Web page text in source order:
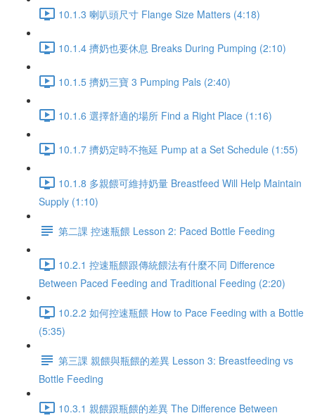
10.1.3 喇叭頭尺寸 Flange Size Matters (4:18)
10.1.4 擠奶也要休息 Breaks During Pumping (2:10)
10.1.5 擠奶三寶 3 Pumping Pals (2:40)
10.1.6 選擇舒適的場所 Find a Right Place (1:16)
10.1.7 擠奶定時不拖延 Pump at a Set Schedule (1:55)
10.1.8 多親餵可維持奶量 Breastfeed Will Help Maintain
Supply (1:10)
第二課 控速瓶餵 Lesson 2: Paced Bottle Feeding
10.2.1 控速瓶餵跟傳統餵法有什麼不同 Difference
Between Paced Feeding and Traditional Feeding (2:20)
10.2.2 如何控速瓶餵 How to Pace Feeding with a Bottle
(5:35)
第三課 親餵與瓶餵的差異 Lesson 3: Breastfeeding vs
Bottle Feeding
10.3.1 親餵跟瓶餵的差異 The Difference Between